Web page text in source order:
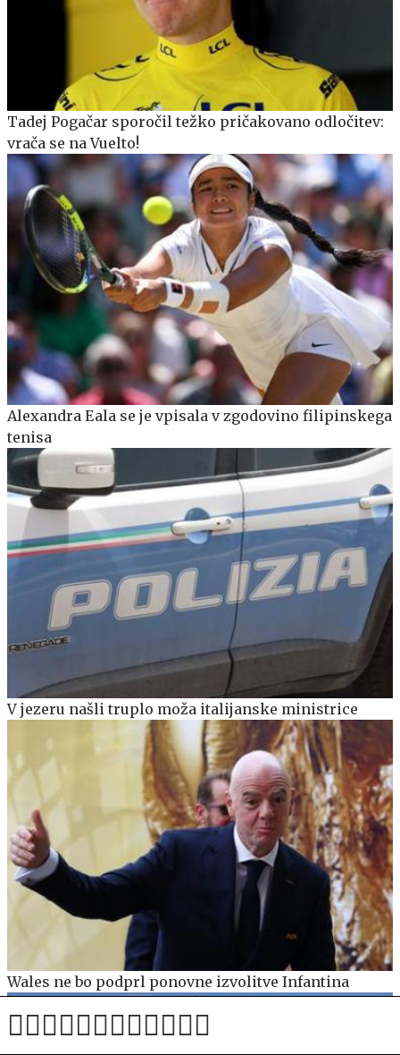
Tadej Pogačar sporočil težko pričakovano odločitev:
vrača se na Vuelto!
Alexandra Eala se je vpisala v zgodovino filipinskega
tenisa
V jezeru našli truplo moža italijanske ministrice
Wales ne bo podprl ponovne izvolitve Infantina